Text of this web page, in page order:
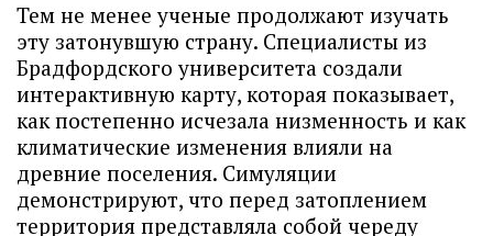
Тем не менее ученые продолжают изучать
эту затонувшую страну. Специалисты из
Брадфордского университета создали
интерактивную карту, которая показывает,
как постепенно исчезала низменность и как
климатические изменения влияли на
древние поселения. Симуляции
демонстрируют, что перед затоплением
территория представляла собой череду